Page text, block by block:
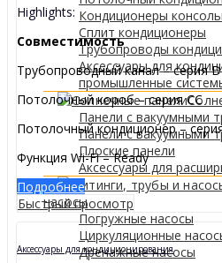
Кондиционеры
Сплит кондиционеры
Трубопроводы
Аксессуары для
промышленные
Панели с вакуумными
Панели с вакуумными
Плоские панели
Аксессуары для
насосы
Погружные насосы
Циркуляционные
Дренажные насосы
Highlights:
Совместимость
Трубопроводный канал – серия
Потолочный короб – серия CC
Потолочный кондиционер –
Функция Wi-Fi – Ready
Подробнее
Быстрый просмотр
Аксессуары для кондиционирования